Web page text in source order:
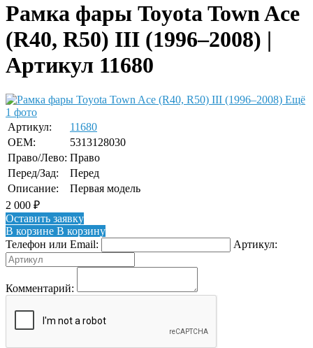
Рамка фары Toyota Town Ace
(R40, R50) III (1996–2008) |
Артикул 11680
Ещё
1 фото
Артикул:
11680
OEM:
5313128030
Право/Лево: Право
Перед/Зад:
Перед
Описание:
Первая модель
2 000 ₽
Оставить заявку
В корзине В корзину
Телефон или Email:
Артикул:
Комментарий: